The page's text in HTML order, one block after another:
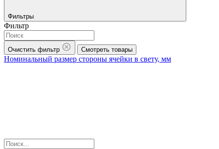
Фильтры
Фильтр
Очистить фильтр Смотреть товары
Номинальный размер стороны ячейки в свету, мм